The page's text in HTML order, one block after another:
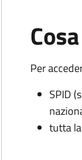
Per
SPID
tutta